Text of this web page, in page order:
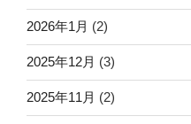
2026年1月 (2)
2025年12月 (3)
2025年11月 (2)